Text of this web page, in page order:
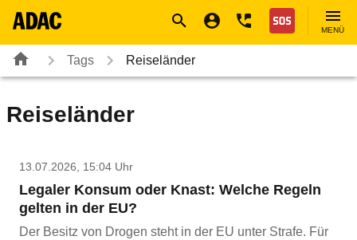
Nothilfe
MENÜ
Tags Reiseländer
Reiseländer
13.07.2026, 15:04 Uhr
Legaler Konsum oder Knast: Welche Regeln
gelten in der EU?
Der Besitz von Drogen steht in der EU unter Strafe. Für